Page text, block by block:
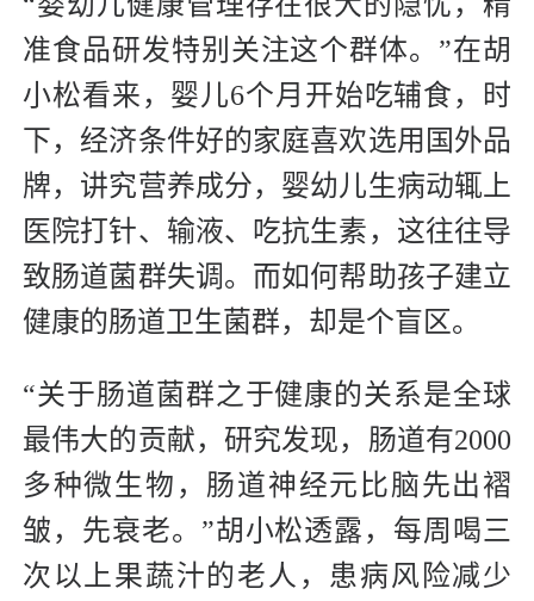
准食品研发特别关注这个群体。”在胡
小松看来，婴儿6个月开始吃辅食，时
下，经济条件好的家庭喜欢选用国外品
牌，讲究营养成分，婴幼儿生病动辄上
医院打针、输液、吃抗生素，这往往导
致肠道菌群失调。而如何帮助孩子建立
健康的肠道卫生菌群，却是个盲区。
“关于肠道菌群之于健康的关系是全球
最伟大的贡献，研究发现，肠道有2000
多种微生物，肠道神经元比脑先出褶
皱，先衰老。”胡小松透露，每周喝三
次以上果蔬汁的老人，患病风险减少